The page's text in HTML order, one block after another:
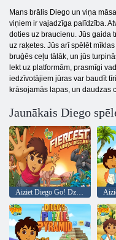
Mans brālis Diego un viņa
viņiem ir vajadzīga palīdzība.
doties uz braucienu. Jūs gaida
uz raķetes. Jūs arī spēlēt
bruģēs ceļu tālāk, un jūs
lekt uz platformām, prasmīgi
iedzīvotājiem jūras var baudīt
krāsojamās lapas, un daudzas
Jaunākais Diego
Aiziet Diego Go! Dzīvnieku glābšana